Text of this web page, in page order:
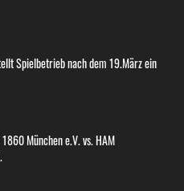
Spielbetrieb nach dem 19.März ein
München e.V. vs. HAM